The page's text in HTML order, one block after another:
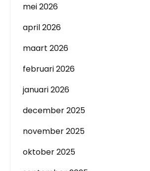
mei 2026
april 2026
maart 2026
februari 2026
januari 2026
december 2025
november 2025
oktober 2025